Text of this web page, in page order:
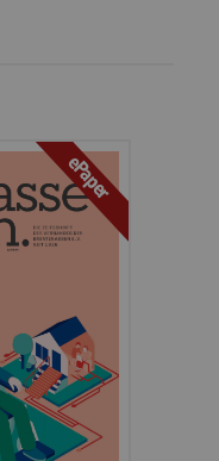
ePaper